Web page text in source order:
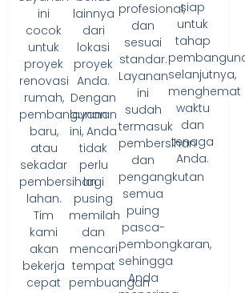
ini
cocok
untuk
proyek
renovasi
rumah,
pembangunan
baru,
atau
sekadar
pembersihan
lahan.
Tim
kami
akan
bekerja
cepat
lainnya
dari
lokasi
proyek
Anda.
Dengan
layanan
ini, Anda
tidak
perlu
lagi
pusing
memilah
dan
mencari
tempat
pembuangan
profesional,
dan
sesuai
standar.
Layanan
ini
sudah
termasuk
pembersihan
dan
pengangkutan
semua
puing
pasca-
pembongkaran,
sehingga
Anda
siap
untuk
tahap
selanjutnya,
menghemat
waktu
dan
tenaga
Anda.